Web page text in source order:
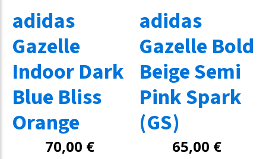
adidas
Gazelle
Indoor Dark
Blue Bliss
Orange
70,00 €
adidas
Gazelle Bold
Beige Semi
Pink Spark
(GS)
65,00 €